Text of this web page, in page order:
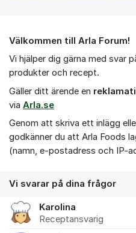
Välkommen till Arla Forum!
Vi hjälper dig gärna med svar
produkter och recept.
Gäller ditt ärende en r
via Arla.se
Genom att skriva ett inlägg
godkänner du att Arla Foods
(namn, e-postadress och IP-
Vi svarar på dina frågor
Karolina
Receptansvarig